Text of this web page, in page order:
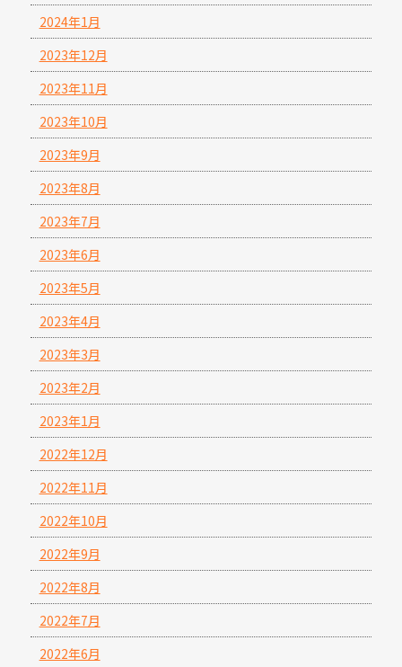
2024年1月
2023年12月
2023年11月
2023年10月
2023年9月
2023年8月
2023年7月
2023年6月
2023年5月
2023年4月
2023年3月
2023年2月
2023年1月
2022年12月
2022年11月
2022年10月
2022年9月
2022年8月
2022年7月
2022年6月